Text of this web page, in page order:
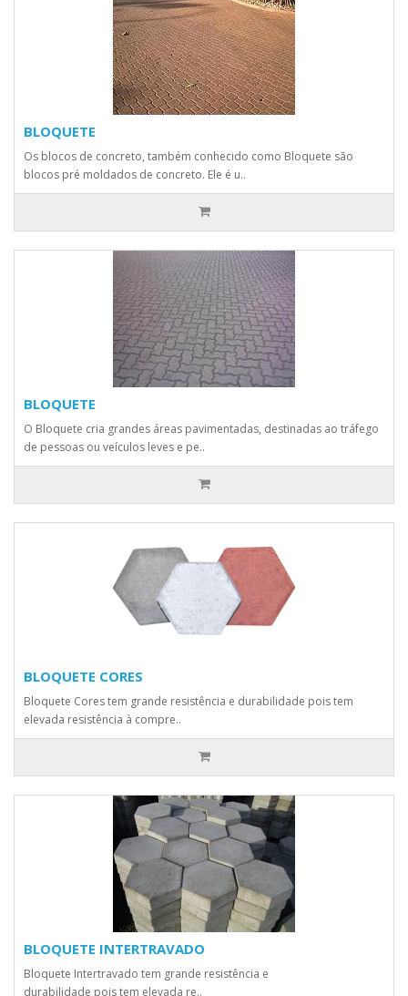
BLOQUETE
Os blocos de concreto, também conhecido como Bloquete são
blocos pré moldados de concreto. Ele é u..
BLOQUETE
O Bloquete cria grandes áreas pavimentadas, destinadas ao tráfego
de pessoas ou veículos leves e pe..
BLOQUETE CORES
Bloquete Cores tem grande resistência e durabilidade pois tem
elevada resistência à compre..
BLOQUETE INTERTRAVADO
Bloquete Intertravado tem grande resistência e
durabilidade pois tem elevada re..